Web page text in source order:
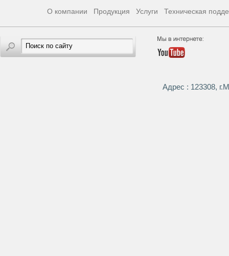
О компании Продукция Услуги Техническая
Адрес : 123308,